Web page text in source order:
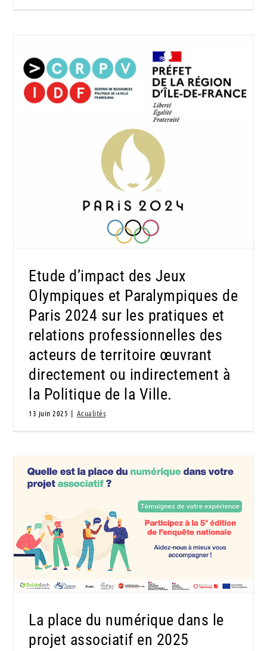
Etude d’impact des Jeux Olympiques et
Paralympiques de Paris 2024 sur les
pratiques et relations professionnelles des
acteurs de territoire œuvrant directement ou
indirectement à la Politique de la Ville.
Etude d’impact des Jeux
Olympiques et Paralympiques de
Paris 2024 sur les pratiques et
relations professionnelles des
acteurs de territoire œuvrant
directement ou indirectement à
la Politique de la Ville.
13 juin 2025 | Acualités
La place du numérique dans le projet
associatif en 2025
La place du numérique dans le
projet associatif en 2025